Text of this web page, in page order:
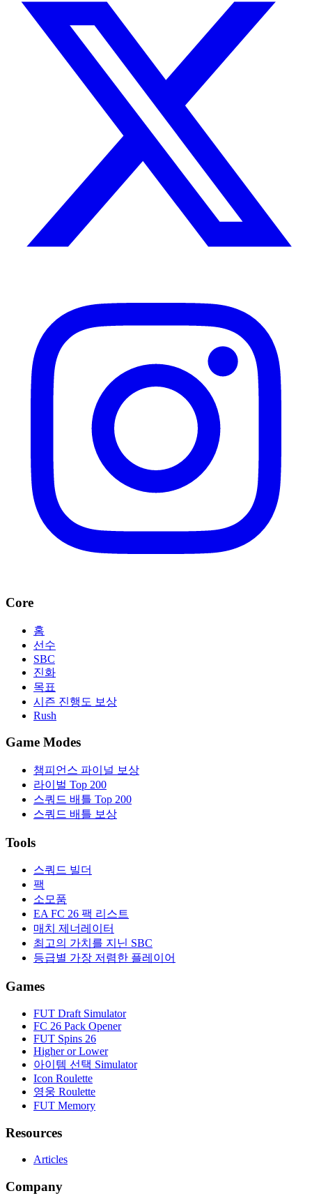
Core
홈
선수
SBC
진화
목표
시즌 진행도 보상
Rush
Game Modes
챔피언스 파이널 보상
라이벌 Top 200
스쿼드 배틀 Top 200
스쿼드 배틀 보상
Tools
스쿼드 빌더
팩
소모품
EA FC 26 팩 리스트
매치 제너레이터
최고의 가치를 지닌 SBC
등급별 가장 저렴한 플레이어
Games
FUT Draft Simulator
FC 26 Pack Opener
FUT Spins 26
Higher or Lower
아이템 선택 Simulator
Icon Roulette
영웅 Roulette
FUT Memory
Resources
Articles
Company